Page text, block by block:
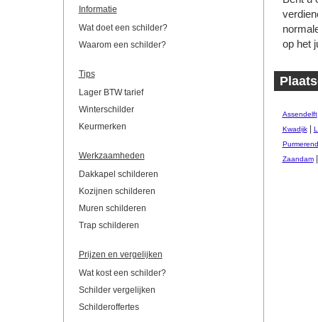
Informatie
Wat doet een schilder?
Waarom een schilder?
Tips
Lager BTW tarief
Winterschilder
Keurmerken
Werkzaamheden
Dakkapel schilderen
Kozijnen schilderen
Muren schilderen
Trap schilderen
Prijzen en vergelijken
Wat kost een schilder?
Schilder vergelijken
Schilderoffertes
op het
Assendelft
Kwadijk|
Purmerend
Zaandam